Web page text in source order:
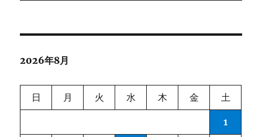
ゲ
ー
シ
ョ
2026年8月
日 月 火 水 木 金 土
1